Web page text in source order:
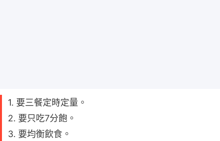
1. 要三餐定時定量。
2. 要只吃7分飽。
3. 要均衡飲食。